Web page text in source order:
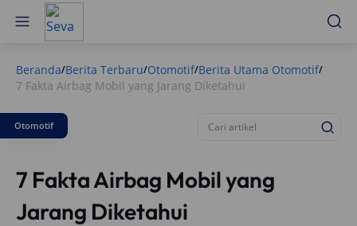
Beranda/Berita Terbaru/Otomotif/Berita Utama Otomotif/
7 Fakta Airbag Mobil yang Jarang Diketahui
Otomotif
7 Fakta Airbag Mobil yang
Jarang Diketahui